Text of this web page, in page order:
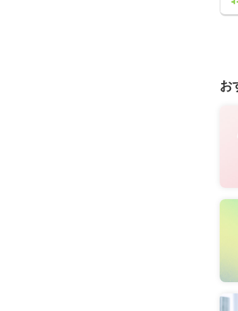
お